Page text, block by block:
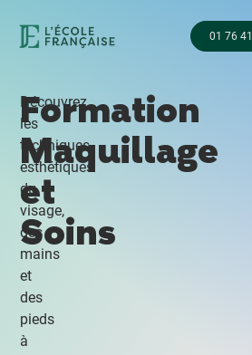
01 76
Formation
Maquillage
et
Soins
Découvrez
les
techniques
esthétiques
du
visage,
des
mains
et
des
pieds
à